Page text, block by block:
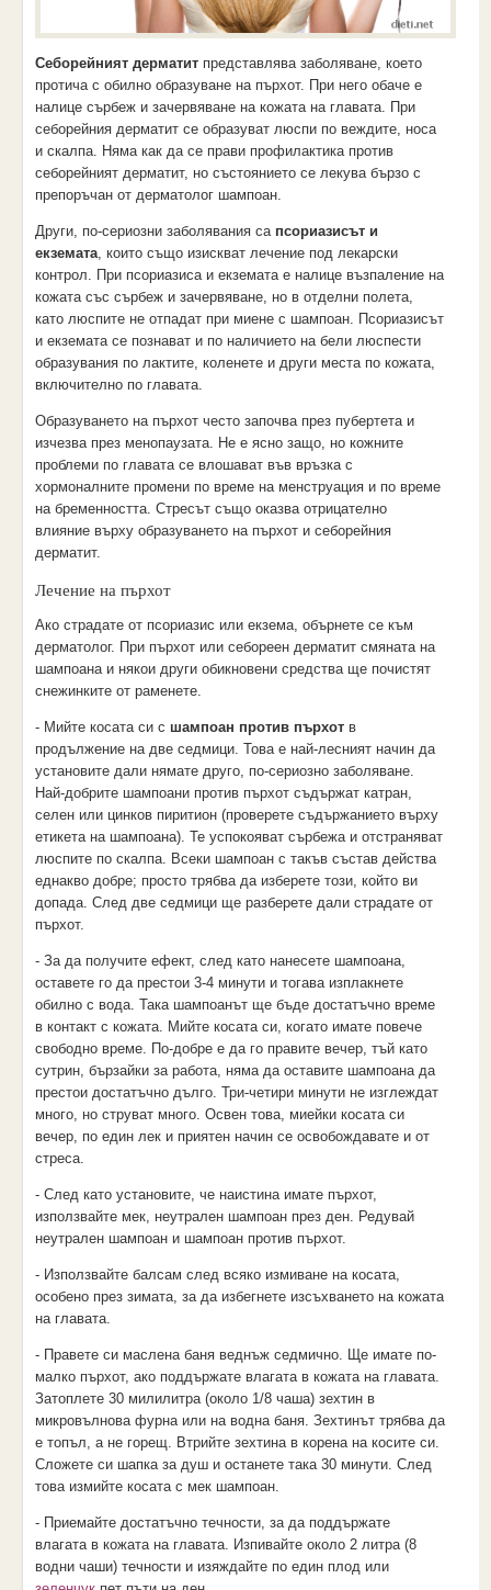
Себорейният дерматитпредставлява заболяване, което
протича с обилно образуване на пърхот. При него обаче е
налице сърбеж и зачервяване на кожата на главата. При
себорейния дерматит се образуват люспи по веждите, носа
и скалпа. Няма как да се прави профилактика против
себорейният дерматит, но състоянието се лекува бързо с
препоръчан от дерматолог шампоан.
Други, по-сериозни заболявания са псориазисът и
екземата, които също изискват лечение под лекарски
контрол. При псориазиса и екземата е налице възпаление на
кожата със сърбеж и зачервяване, но в отделни полета,
като люспите не отпадат при миене с шампоан. Псориазисът
и екземата се познават и по наличието на бели люспести
образувания по лактите, коленете и други места по кожата,
включително по главата.
Образуването на пърхот често започва през пубертета и
изчезва през менопаузата. Не е ясно защо, но кожните
проблеми по главата се влошават във връзка с
хормоналните промени по време на менструация и по време
на бременността. Стресът също оказва отрицателно
влияние върху образуването на пърхот и себорейния
дерматит.
Лечение на пърхот
Ако страдате от псориазис или екзема, обърнете се към
дерматолог. При пърхот или себореен дерматит смяната на
шампоана и някои други обикновени средства ще почистят
снежинките от раменете.
- Мийте косата си с шампоан против пърхотв
продължение на две седмици. Това е най-лесният начин да
установите дали нямате друго, по-сериозно заболяване.
Най-добрите шампоани против пърхот съдържат катран,
селен или цинков пиритион (проверете съдържанието върху
етикета на шампоана). Те успокояват сърбежа и отстраняват
люспите по скалпа. Всеки шампоан с такъв състав действа
еднакво добре; просто трябва да изберете този, който ви
допада. След две седмици ще разберете дали страдате от
пърхот.
- За да получите ефект, след като нанесете шампоана,
оставете го да престои 3-4 минути и тогава изплакнете
обилно с вода. Така шампоанът ще бъде достатъчно време
в контакт с кожата. Мийте косата си, когато имате повече
свободно време. По-добре е да го правите вечер, тъй като
сутрин, бързайки за работа, няма да оставите шампоана да
престои достатъчно дълго. Три-четири минути не изглеждат
много, но струват много. Освен това, миейки косата си
вечер, по един лек и приятен начин се освобождавате и от
стреса.
- След като установите, че наистина имате пърхот,
използвайте мек, неутрален шампоан през ден. Редувай
неутрален шампоан и шампоан против пърхот.
- Използвайте балсам след всяко измиване на косата,
особено през зимата, за да избегнете изсъхването на кожата
на главата.
- Правете си маслена баня веднъж седмично. Ще имате по-
малко пърхот, ако поддържате влагата в кожата на главата.
Затоплете 30 милилитра (около 1/8 чаша) зехтин в
микровълнова фурна или на водна баня. Зехтинът трябва да
е топъл, а не горещ. Втрийте зехтина в корена на косите си.
Сложете си шапка за душ и останете така 30 минути. След
това измийте косата с мек шампоан.
- Приемайте достатъчно течности, за да поддържате
влагата в кожата на главата. Изпивайте около 2 литра (8
водни чаши) течности и изяждайте по един плод или